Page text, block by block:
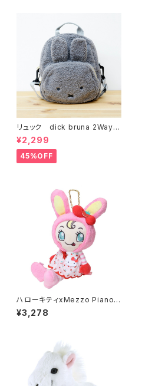
リュック dick bruna 2Way
¥2,299
45%OFF
ハローキティxMezzo Piano
ゴールドチェーン付きマスコット
ベリエちゃん
¥3,278